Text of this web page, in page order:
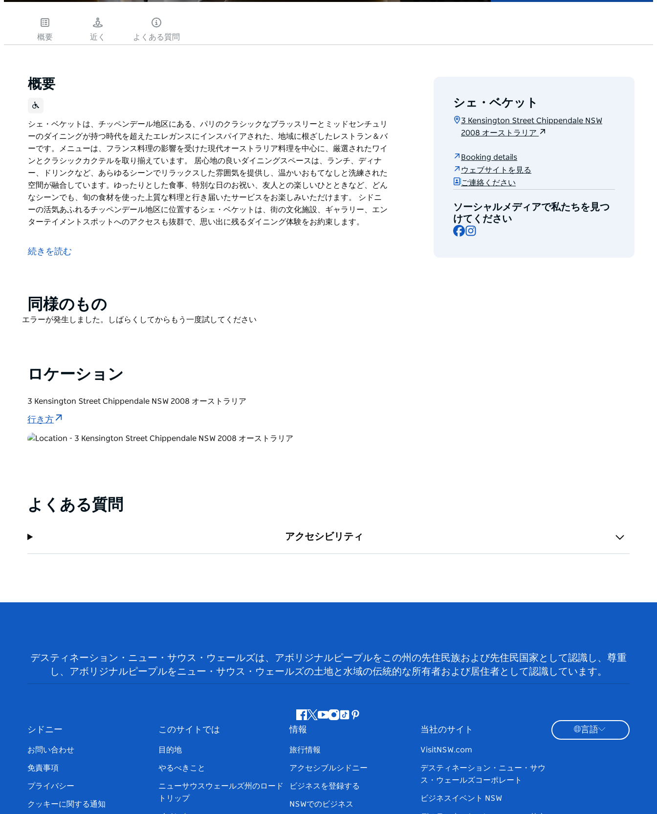
概要 近く よくある質問
概要
シェ・ベケットは、チッペンデール地区にある、パリのクラシックなブラッスリーとミッドセンチュリ
ーのダイニングが持つ時代を超えたエレガンスにインスパイアされた、地域に根ざしたレストラン＆バ
ーです。メニューは、フランス料理の影響を受けた現代オーストラリア料理を中心に、厳選されたワイ
ンとクラシックカクテルを取り揃えています。 居心地の良いダイニングスペースは、ランチ、ディナ
ー、ドリンクなど、あらゆるシーンでリラックスした雰囲気を提供し、温かいおもてなしと洗練された
空間が融合しています。ゆったりとした食事、特別な日のお祝い、友人との楽しいひとときなど、どん
なシーンでも、旬の食材を使った上質な料理と行き届いたサービスをお楽しみいただけます。 シドニ
ーの活気あふれるチッペンデール地区に位置するシェ・ベケットは、街の文化施設、ギャラリー、エン
ターテイメントスポットへのアクセスも抜群で、思い出に残るダイニング体験をお約束します。
ーのダイニングが持つ時代を超えたエレガンスにインスパイアされた、地域に根ざしたレストラン＆バ
ーです。メニューは、フランス料理の影響を受けた現代オーストラリア料理を中心に、厳選されたワイ
した雰囲気を提供し、温かいおもてなしと洗練された空間が融合しています。ゆったりとした食事、特
別な日のお祝い、友人との楽しいひとときなど、どんなシーンでも、旬の食材を使った上質な料理と行
き届いたサービスをお楽しみいただけます。
続きを読む
シェ・ベケット
3 Kensington Street Chippendale NSW
2008 オーストラリア
Booking details
ウェブサイトを見る
ご連絡ください
ソーシャルメディアで私たちを見つ
けてください
Facebook
Product
List
同様のもの
Product
エラーが発生しました。しばらくしてからもう一度試してください
ロケーション
3 Kensington Street Chippendale NSW 2008 オーストラリア
行き方
よくある質問
アクセシビリティ
デスティネーション・ニュー・サウス・ウェールズは、アボリジナルピープルをこの州の先住民族および先住民国家として認識し、尊重
し、アボリジナルピープルをニュー・サウス・ウェールズの土地と水域の伝統的な所有者および居住者として認識しています。
フ
ェ
イ
ブ
ッ
ツ
ッ
ー
ユ
ー
ブ
イ
グ
ラ
テ
ト
ッ
ピ
ス
ト
シドニー
お問い合わせ
免責事項
プライバシー
クッキーに関する通知
このサイトでは
目的地
やるべきこと
ニューサウスウェールズ州のロード
トリップ
情報
旅行情報
アクセシブルシドニー
ビジネスを登録する
NSWでのビジネス
当社のサイト
VisitNSW.com
デスティネーション・ニュー・サウ
ス・ウェールズコーポレート
ビジネスイベント NSW
言語